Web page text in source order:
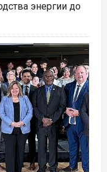
энергии до